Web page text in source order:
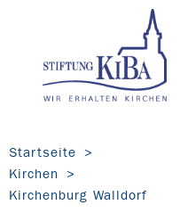
Startseite
Kirchen
Kirchenburg Walldorf